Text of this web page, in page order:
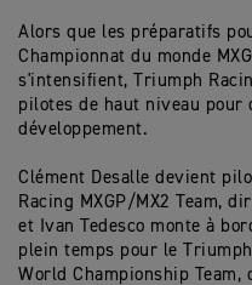
Alors que les préparatifs
Championnat du monde
s'intensifient, Triumph
pilotes de haut niveau
développement.
Clément Desalle devient
Racing MXGP/MX2 Team,
et Ivan Tedesco monte à
plein temps pour le
World Championship